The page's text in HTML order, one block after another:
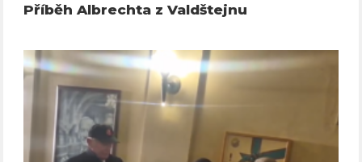
Příběh Albrechta z Valdštejnu